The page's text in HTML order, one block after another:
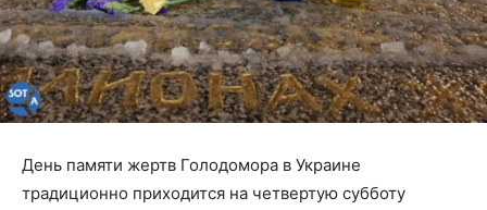
День памяти жертв Голодомора в Украине
традиционно приходится на четвертую субботу